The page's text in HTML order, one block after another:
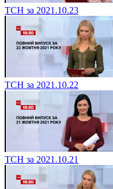
ТСН за 2021.10.23
ТСН за 2021.10.22
ТСН за 2021.10.21